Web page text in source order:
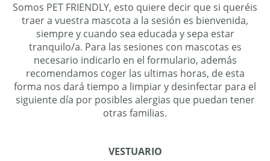
Somos PET FRIENDLY, esto quiere decir que si queréis
traer a vuestra mascota a la sesión es bienvenida,
siempre y cuando sea educada y sepa estar
tranquilo/a. Para las sesiones con mascotas es
necesario indicarlo en el formulario, además
recomendamos coger las ultimas horas, de esta
forma nos dará tiempo a limpiar y desinfectar para el
siguiente día por posibles alergias que puedan tener
otras familias.
VESTUARIO​